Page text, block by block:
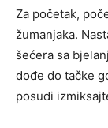
Za početak,
žumanjaka.
šećera sa
dođe do tačke
posudi